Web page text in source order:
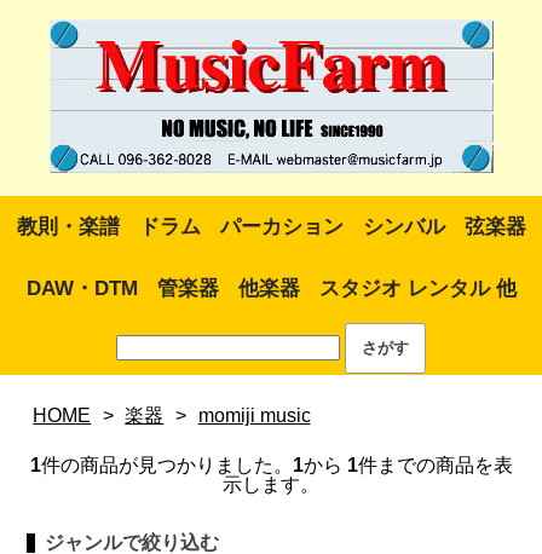
教則・楽譜 ドラム パーカション シンバル 弦楽器
DAW・DTM 管楽器 他楽器 スタジオ レンタル 他
HOME > 楽器 > momiji music
1件の商品が見つかりました。 1から 1件までの商品を表
示します。
ジャンルで絞り込む